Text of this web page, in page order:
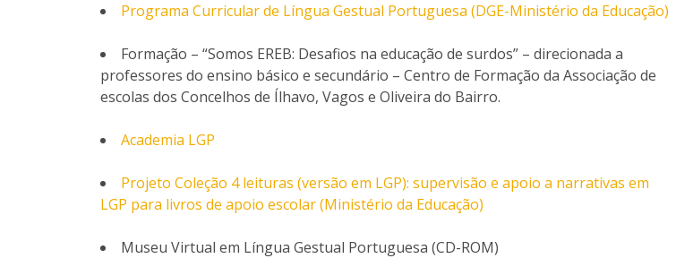
Programa Curricular de Língua Gestual Portuguesa (DGE-Ministério da Educação)
Formação – “Somos EREB: Desafios na educação de surdos” – direcionada a
professores do ensino básico e secundário – Centro de Formação da Associação de
escolas dos Concelhos de Ílhavo, Vagos e Oliveira do Bairro.
Academia LGP
Projeto Coleção 4 leituras (versão em LGP): supervisão e apoio a narrativas em
LGP para livros de apoio escolar (Ministério da Educação)
Museu Virtual em Língua Gestual Portuguesa (CD-ROM)